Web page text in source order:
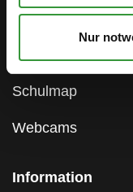
Nur
Geoportal
Sportmap
Schulmap
Webcams
Information